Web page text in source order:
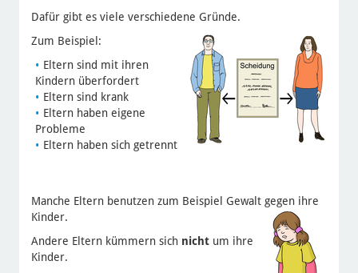
Dafür gibt es viele verschiedene Gründe.
Zum Beispiel:
Eltern sind mit ihren
Kindern überfordert
Eltern sind krank
Eltern haben eigene
Probleme
Eltern haben sich getrennt
Manche Eltern benutzen zum Beispiel Gewalt gegen ihre
Kinder.
Andere Eltern kümmern sich nichtum ihre
Kinder.